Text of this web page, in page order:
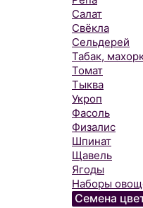
Салат
Свёкла
Сельдерей
Табак,
Томат
Тыква
Укроп
Фасоль
Физалис
Шпинат
Щавель
Ягоды
Наборы
Семена